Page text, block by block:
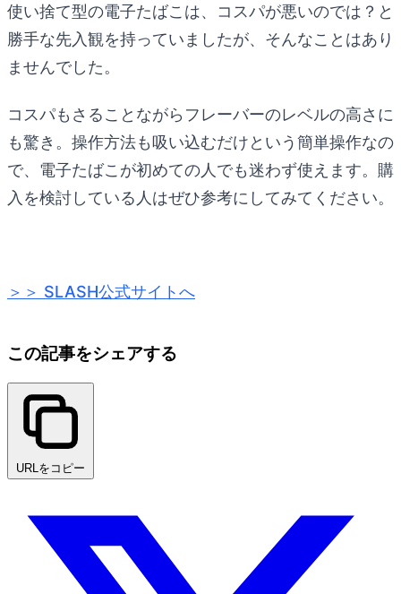
使い捨て型の電子たばこは、コスパが悪いのでは？と
勝手な先入観を持っていましたが、そんなことはあり
ませんでした。
コスパもさることながらフレーバーのレベルの高さに
も驚き。操作方法も吸い込むだけという簡単操作なの
で、電子たばこが初めての人でも迷わず使えます。購
入を検討している人はぜひ参考にしてみてください。
＞＞ SLASH公式サイトへ
この記事をシェアする
URLをコピー